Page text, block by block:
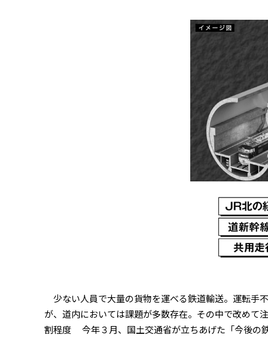
少ない人員で大量の貨物を運べる鉄道輸送。運転手
が、道内においては課題が多数存在。その中で改めて
割程度 今年３月、国土交通省が立ちあげた「今後の